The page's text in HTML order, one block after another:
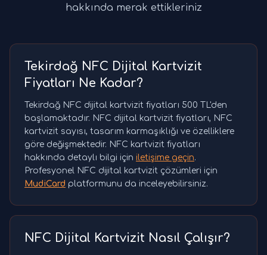
hakkında merak ettikleriniz
Tekirdağ NFC Dijital Kartvizit
Fiyatları Ne Kadar?
Tekirdağ NFC dijital kartvizit fiyatları 500 TL'den
başlamaktadır. NFC dijital kartvizit fiyatları, NFC
kartvizit sayısı, tasarım karmaşıklığı ve özelliklere
göre değişmektedir. NFC kartvizit fiyatları
hakkında detaylı bilgi için iletişime geçin.
Profesyonel NFC dijital kartvizit çözümleri için
MudiCard platformunu da inceleyebilirsiniz.
NFC Dijital Kartvizit Nasıl Çalışır?